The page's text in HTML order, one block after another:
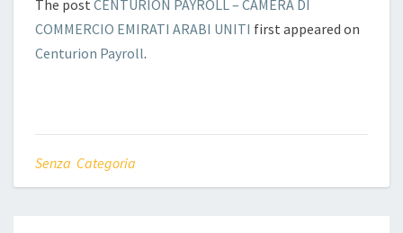
The post CENTURION PAYROLL – CAMERA DI
COMMERCIO EMIRATI ARABI UNITI first appeared on
Centurion Payroll.
Senza Categoria